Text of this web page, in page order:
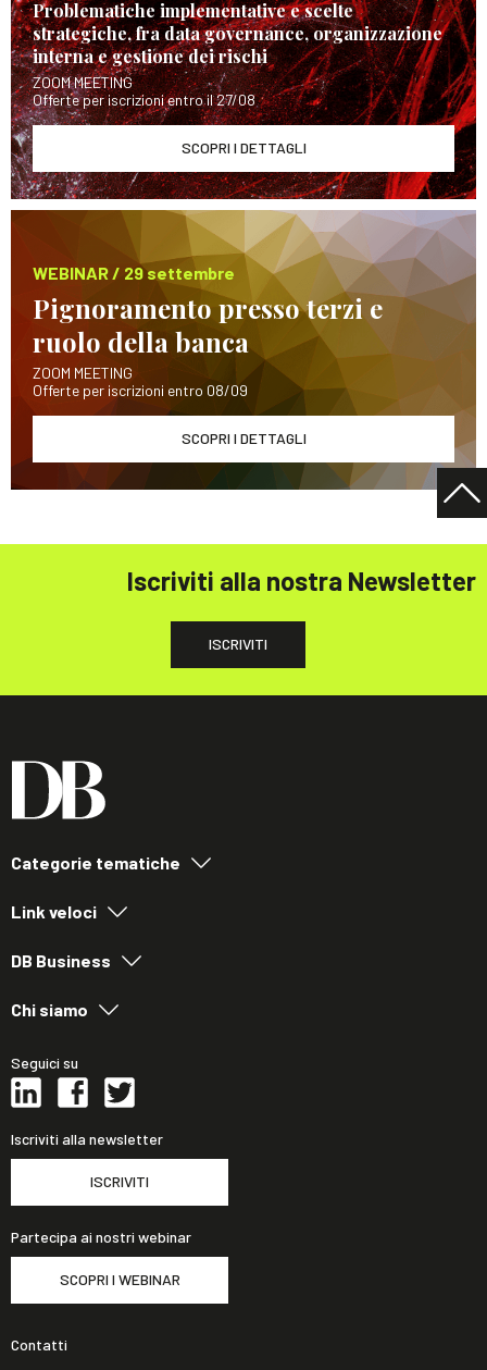
Problematiche implementative e scelte
strategiche, fra data governance, organizzazione
interna e gestione dei rischi
ZOOM MEETING
Offerte per iscrizioni entro il 27/08
SCOPRI I DETTAGLI
WEBINAR / 29 settembre
Pignoramento presso terzi e
ruolo della banca
ZOOM MEETING
Offerte per iscrizioni entro 08/09
SCOPRI I DETTAGLI
Iscriviti alla nostra Newsletter
ISCRIVITI
Categorie tematiche
Link veloci
DB Business
Chi siamo
Seguici su
Iscriviti alla newsletter
ISCRIVITI
Partecipa ai nostri webinar
SCOPRI I WEBINAR
Contatti